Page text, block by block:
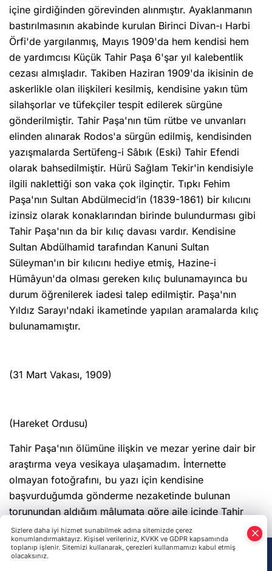
içine girdiğinden görevinden alınmıştır. Ayaklanmanın
bastırılmasının akabinde kurulan Birinci Divan-ı Harbi
Örfi'de yargılanmış, Mayıs 1909'da hem kendisi hem
de yardımcısı Küçük Tahir Paşa 6'şar yıl kalebentlik
cezası almışladır. Takiben Haziran 1909'da ikisinin de
askerlikle olan ilişkileri kesilmiş, kendisine yakın tüm
silahşorlar ve tüfekçiler tespit edilerek sürgüne
gönderilmiştir. Tahir Paşa'nın tüm rütbe ve unvanları
elinden alınarak Rodos'a sürgün edilmiş, kendisinden
yazışmalarda Sertüfeng-i Sâbık (Eski) Tahir Efendi
olarak bahsedilmiştir. Hürü Sağlam Tekir'in kendisiyle
ilgili naklettiği son vaka çok ilginçtir. Tıpkı Fehim
Paşa'nın Sultan Abdülmecid’in (1839-1861) bir kılıcını
izinsiz olarak konaklarından birinde bulundurması gibi
Tahir Paşa'nın da bir kılıç davası vardır. Kendisine
Sultan Abdülhamid tarafından Kanuni Sultan
Süleyman'ın bir kılıcını hediye etmiş, Hazine-i
Hümâyun'da olması gereken kılıç bulunamayınca bu
durum öğrenilerek iadesi talep edilmiştir. Paşa'nın
Yıldız Sarayı'ndaki ikametinde yapılan aramalarda kılıç
bulunamamıştır.
(31 Mart Vakası, 1909)
(Hareket Ordusu)
Tahir Paşa'nın ölümüne ilişkin ve mezar yerine dair bir
araştırma veya vesikaya ulaşamadım. İnternette
olmayan fotoğrafını, bu yazı için kendisine
başvurduğumda gönderme nezaketinde bulunan
torunundan aldığım mâlumata göre aile içinde Tahir
Paşa'nın mezarının Yugoslvavya'da olduğu anlatılmış.
Buradan hareketle bir dönem Yugoslavya'da, bugün
Kuzey Makedonya'da bulunan, Arnavutluk sınırı
Sizlere daha iyi hizmet sunabilmek adına sitemizde çerez
konumlandırmaktayız. Kişisel verileriniz, KVKK ve GDPR kapsamında
toplanıp işlenir. Sitemizi kullanarak, çerezleri kullanmamızı kabul etmiş
olacaksınız.